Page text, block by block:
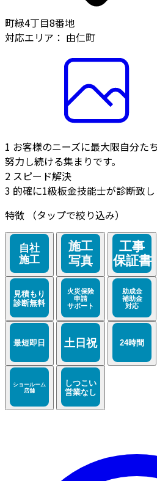
町緑4丁目8番地
対応エリア： 由仁町
1 お客様のニーズに最大限自分た
努力し続ける集まりです。
2 スピード解決
3 的確に1級板金技能士が診断致し
特徴
（タップで絞り込み）